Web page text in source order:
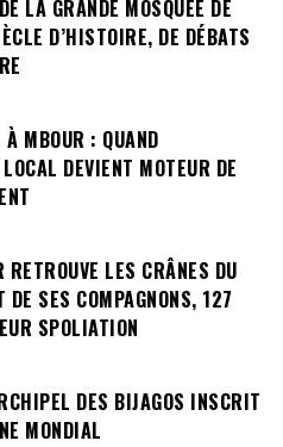
LA GRANDE MOSQUÉE DE
D’HISTOIRE, DE DÉBATS
À MBOUR : QUAND
DEVIENT MOTEUR DE
RETROUVE LES CRÂNES DU
DE SES COMPAGNONS, 127
SPOLIATION
DES BIJAGOS INSCRIT
MONDIAL